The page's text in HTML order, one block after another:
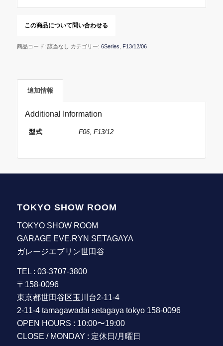
商品コード: 該当なし カテゴリー: 6Series F13/12/06
追加情報
Additional Information
型式 F06, F13/12
TOKYO SHOW ROOM
TOKYO SHOW ROOM
GARAGE EVE.RYN SETAGAYA
ガレージエブリン世田谷
TEL : 03-3707-3800
〒158-0096
東京都世田谷区玉川台2-11-4
2-11-4 tamagawadai setagaya tokyo 158-0096
OPEN HOURS : 10:00〜19:00
CLOSE / MONDAY : 定休日/月曜日